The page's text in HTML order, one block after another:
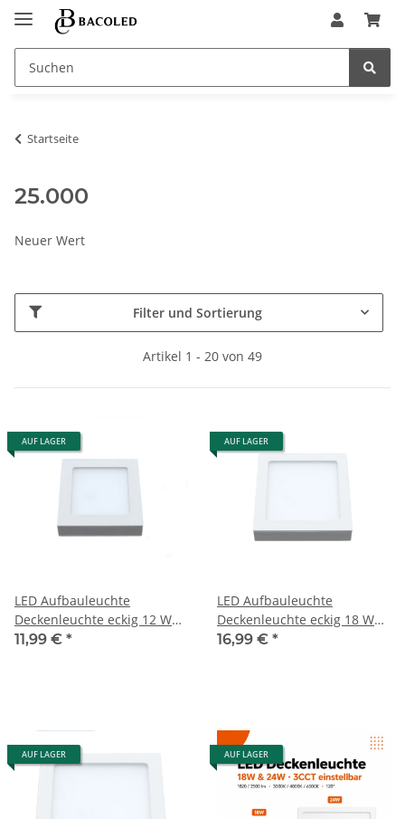
Startseite
25.000
Neuer Wert
Filter und Sortierung
Artikel 1 - 20 von 49
AUF LAGER
LED Aufbauleuchte
Deckenleuchte eckig 12 Watt
IP20
11,99 € *
AUF LAGER
LED Aufbauleuchte
Deckenleuchte eckig 18 Watt
IP20
16,99 € *
AUF LAGER AUF LAGER